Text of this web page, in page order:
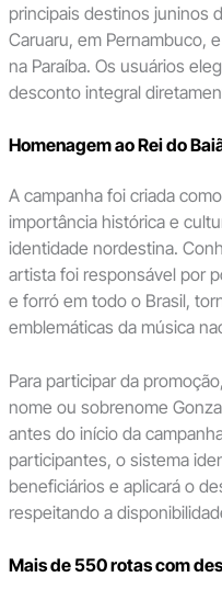
principais destinos juninos
Caruaru, em Pernambuco,
na Paraíba. Os usuários
desconto integral
Homenagem ao Rei do
A campanha foi criada
importância histórica e
identidade nordestina.
artista foi responsável por
e forró em todo o Brasil,
emblemáticas da música
Para participar da
nome ou sobrenome
antes do início da
participantes, o sistema
beneficiários e aplicará o
respeitando a
Mais de 550 rotas com